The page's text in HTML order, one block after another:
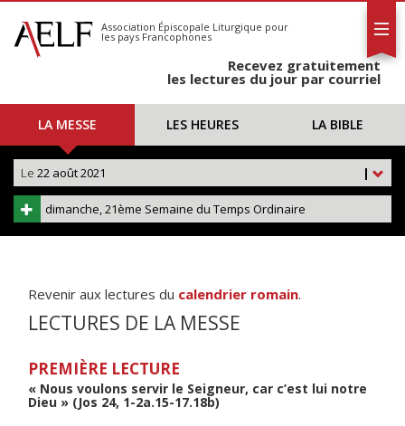
S'abonner
Calendrier
Association Épiscopale Liturgique pour
les pays Francophones
Recevez gratuitement
les lectures du jour par courriel
LA MESSE LES HEURES LA BIBLE
|
Le 22 août 2021
dimanche, 21ème Semaine du Temps Ordinaire
Revenir aux lectures du calendrier romain.
LECTURES DE LA MESSE
PREMIÈRE LECTURE
« Nous voulons servir le Seigneur, car c’est lui notre
Dieu » (Jos 24, 1-2a.15-17.18b)